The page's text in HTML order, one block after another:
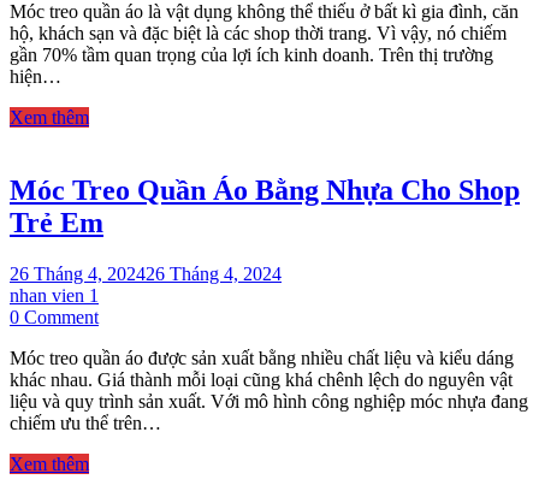
nhựa
ưa
chuộng
Móc treo quần áo là vật dụng không thể thiếu ở bất kì gia đình, căn
hộ, khách sạn và đặc biệt là các shop thời trang. Vì vậy, nó chiếm
gần 70% tầm quan trọng của lợi ích kinh doanh. Trên thị trường
hiện…
Xem thêm
Móc Treo Quần Áo Bằng Nhựa Cho Shop
Trẻ Em
26 Tháng 4, 202426 Tháng 4, 2024
nhan vien 1
0 Commenton
Treo
Quần
Áo
Bằng
Móc treo quần áo được sản xuất bằng nhiều chất liệu và kiểu dáng
khác nhau. Giá thành mỗi loại cũng khá chênh lệch do nguyên vật
liệu và quy trình sản xuất. Với mô hình công nghiệp móc nhựa đang
chiếm ưu thể trên…
Xem thêm